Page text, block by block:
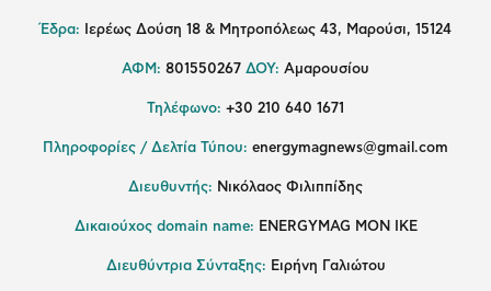
Έδρα: Ιερέως Δούση 18 & Μητροπόλεως 43, Μαρούσι, 15124
ΑΦΜ: 801550267 ΔΟΥ: Αμαρουσίου
Τηλέφωνο: +30 210 640 1671
Πληροφορίες / Δελτία Τύπου: energymagnews@gmail.com
Διευθυντής: Νικόλαος Φιλιππίδης
Δικαιούχος domain name: ENERGYMAG ΜΟΝ ΙΚΕ
Διευθύντρια Σύνταξης: Ειρήνη Γαλιώτου